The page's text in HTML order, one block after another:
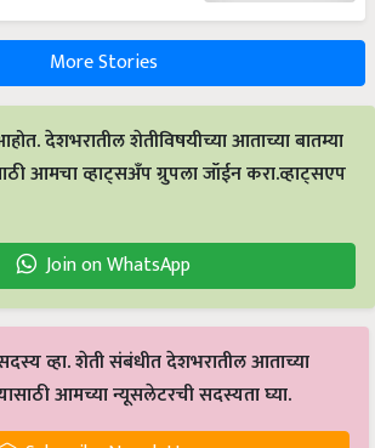
More Stories
देशभरातील शेतीविषयीच्या आताच्या बातम्या
आमचा व्हाट्सअँप ग्रुपला जॉईन करा.व्हाट्सएप
Join on WhatsApp
व्हा. शेती संबंधीत देशभरातील आताच्या
आमच्या न्यूसलेटरची सदस्यता घ्या.